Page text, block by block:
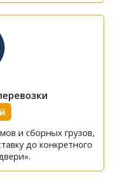
и сборных грузов,
до конкретного